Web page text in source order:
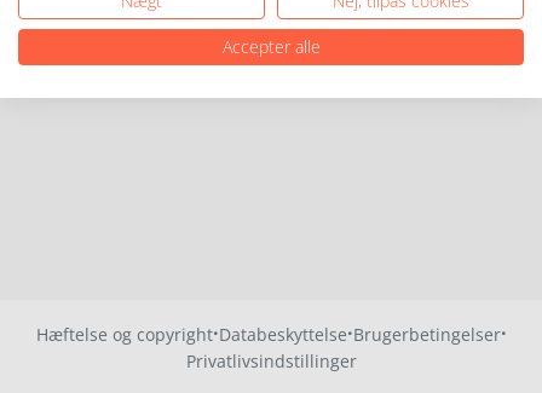
Hæftelse og copyright·Databeskyttelse·Brugerbetingelser·
Privatlivsindstillinger
Accepter alle